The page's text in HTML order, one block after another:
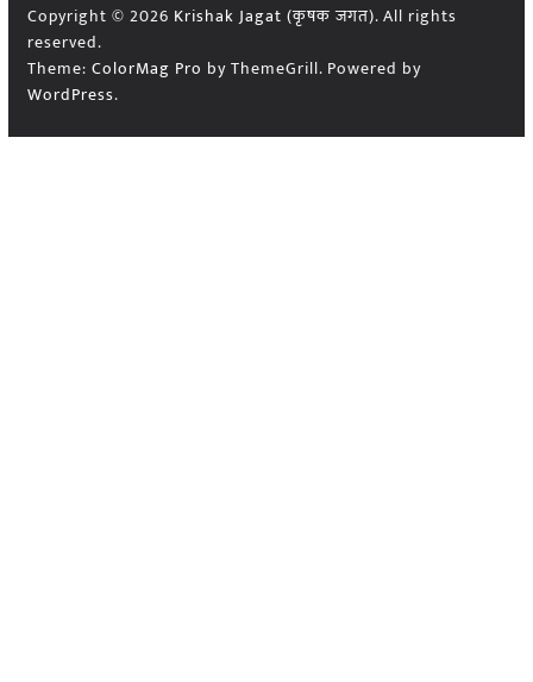
Copyright © 2026 Krishak Jagat (कृषक जगत). All rights
reserved.
Theme: ColorMag Pro by ThemeGrill. Powered by
WordPress.